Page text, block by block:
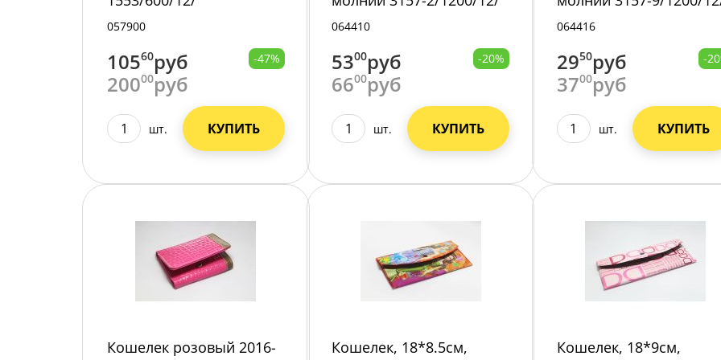
057900
10560руб
20000руб
-47%
шт. КУПИТЬ
064410
5300руб
6600руб
-20%
шт. КУПИТЬ
064416
2950руб
3700руб
-
шт. КУПИТЬ
Кошелек розовый 2016-
Кошелек, 18*8.5см,
Кошелек, 18*9см,